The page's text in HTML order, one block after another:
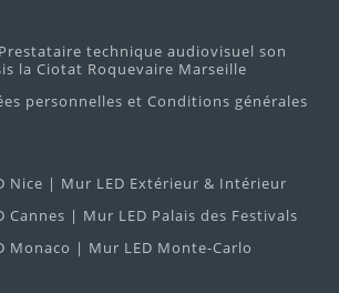
technique audiovisuel son
la Ciotat Roquevaire Marseille
personnelles et Conditions générales
Nice | Mur LED Extérieur & Intérieur
Cannes | Mur LED Palais des Festivals
Monaco | Mur LED Monte-Carlo